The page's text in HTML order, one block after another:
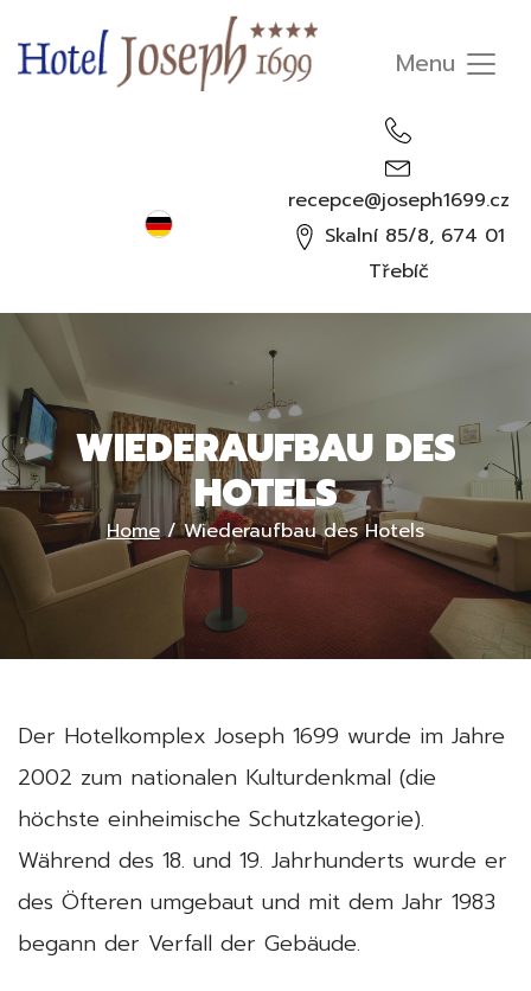
Deutsch
English
recepce@joseph1699.cz
Skalní 85/8, 674 01
Třebíč
WIEDERAUFBAU DES
HOTELS
Home / Wiederaufbau des Hotels
Der Hotelkomplex Joseph 1699 wurde im Jahre
2002 zum nationalen Kulturdenkmal (die
höchste einheimische Schutzkategorie).
Während des 18. und 19. Jahrhunderts wurde er
des Öfteren umgebaut und mit dem Jahr 1983
begann der Verfall der Gebäude.